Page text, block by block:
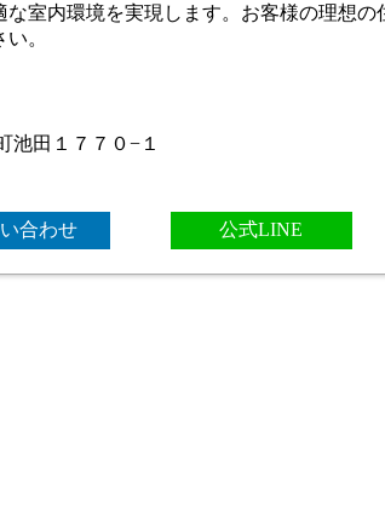
室内環境を実現します。お客様の理想の
。
池田１７７０−１
合わせ 公式LINE